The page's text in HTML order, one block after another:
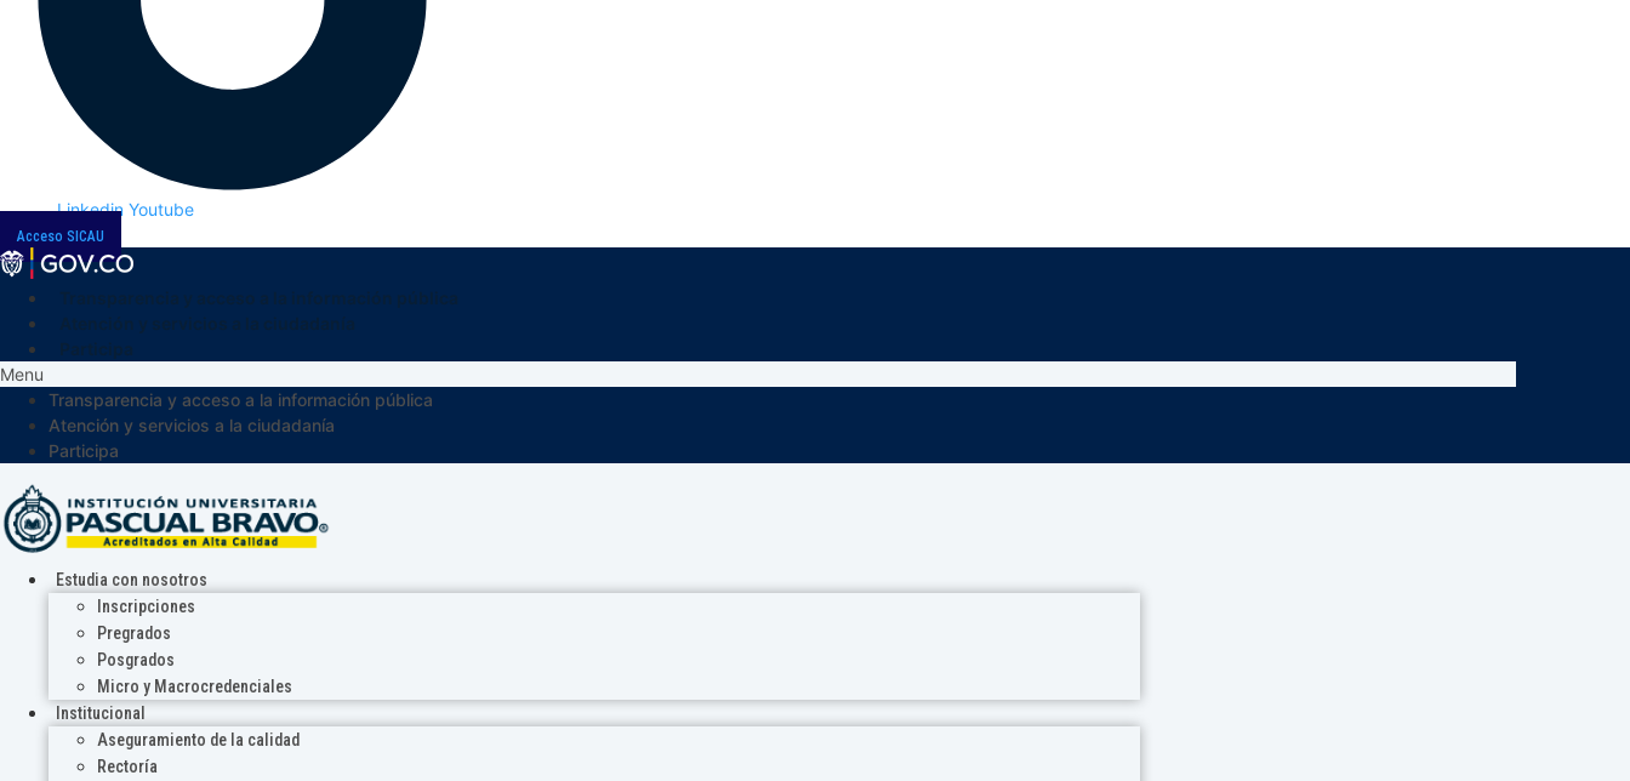
Linkedin Youtube
Acceso SICAU
Menu
Transparencia y acceso a la información pública
Atención y servicios a la ciudadanía
Participa
Estudia con nosotros
Inscripciones
Pregrados
Posgrados
Micro y Macrocredenciales
Institucional
Aseguramiento de la calidad
Rectoría